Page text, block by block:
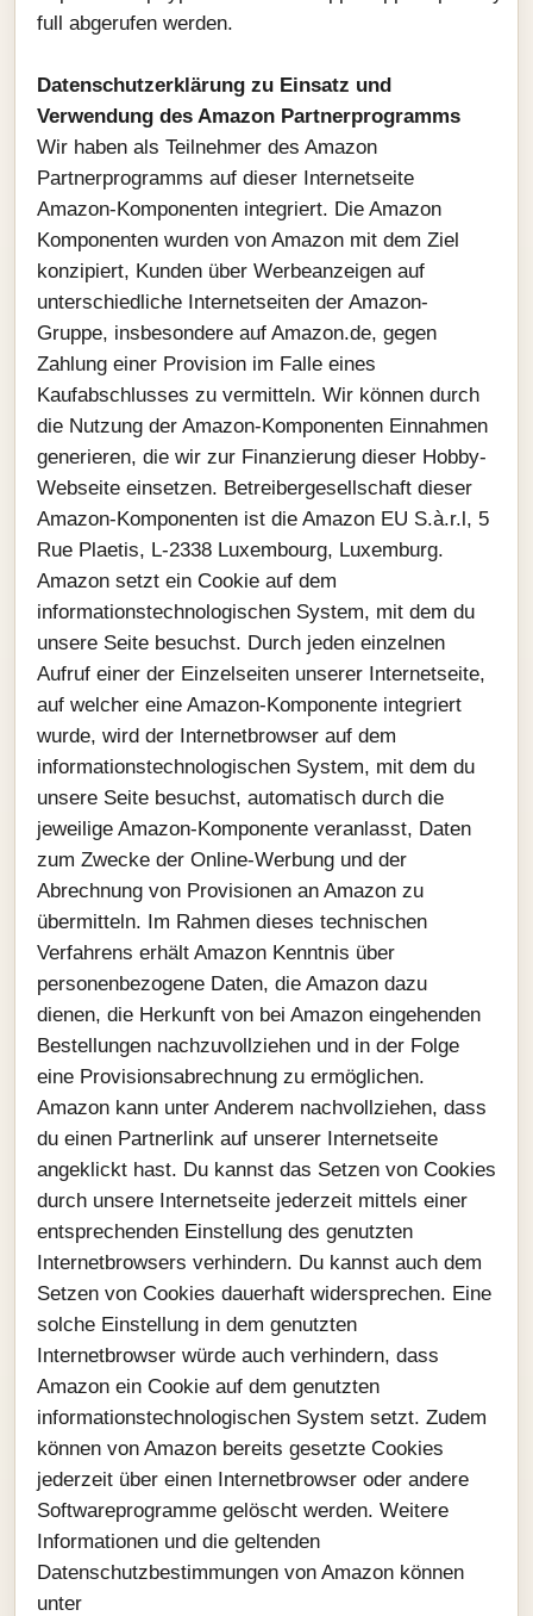
full abgerufen werden.
Datenschutzerklärung zu Einsatz und
Verwendung des Amazon Partnerprogramms
Wir haben als Teilnehmer des Amazon
Partnerprogramms auf dieser Internetseite
Amazon-Komponenten integriert. Die Amazon
Komponenten wurden von Amazon mit dem Ziel
konzipiert, Kunden über Werbeanzeigen auf
unterschiedliche Internetseiten der Amazon-
Gruppe, insbesondere auf Amazon.de, gegen
Zahlung einer Provision im Falle eines
Kaufabschlusses zu vermitteln. Wir können durch
die Nutzung der Amazon-Komponenten Einnahmen
generieren, die wir zur Finanzierung dieser Hobby-
Webseite einsetzen. Betreibergesellschaft dieser
Amazon-Komponenten ist die Amazon EU S.à.r.l, 5
Rue Plaetis, L-2338 Luxembourg, Luxemburg.
Amazon setzt ein Cookie auf dem
informationstechnologischen System, mit dem du
unsere Seite besuchst. Durch jeden einzelnen
Aufruf einer der Einzelseiten unserer Internetseite,
auf welcher eine Amazon-Komponente integriert
wurde, wird der Internetbrowser auf dem
informationstechnologischen System, mit dem du
unsere Seite besuchst, automatisch durch die
jeweilige Amazon-Komponente veranlasst, Daten
zum Zwecke der Online-Werbung und der
Abrechnung von Provisionen an Amazon zu
übermitteln. Im Rahmen dieses technischen
Verfahrens erhält Amazon Kenntnis über
personenbezogene Daten, die Amazon dazu
dienen, die Herkunft von bei Amazon eingehenden
Bestellungen nachzuvollziehen und in der Folge
eine Provisionsabrechnung zu ermöglichen.
Amazon kann unter Anderem nachvollziehen, dass
du einen Partnerlink auf unserer Internetseite
angeklickt hast. Du kannst das Setzen von Cookies
durch unsere Internetseite jederzeit mittels einer
entsprechenden Einstellung des genutzten
Internetbrowsers verhindern. Du kannst auch dem
Setzen von Cookies dauerhaft widersprechen. Eine
solche Einstellung in dem genutzten
Internetbrowser würde auch verhindern, dass
Amazon ein Cookie auf dem genutzten
informationstechnologischen System setzt. Zudem
können von Amazon bereits gesetzte Cookies
jederzeit über einen Internetbrowser oder andere
Softwareprogramme gelöscht werden. Weitere
Informationen und die geltenden
Datenschutzbestimmungen von Amazon können
unter